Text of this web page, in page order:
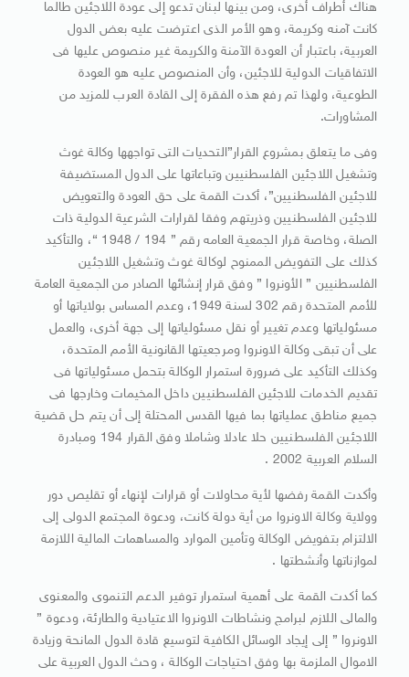
هناك أطراف أخرى، ومن بينها لبنان تدعو إلى عودة اللاجئين طالما
كانت آمنه وكريمة، وهو الأمر الذى اعترضت عليه بعض الدول
العربية، باعتبار أن العودة الآمنة والكريمة غير منصوص عليها فى
الاتفاقيات الدولية للاجئين، وأن المنصوص عليه هو العودة
الطوعية، ولهذا تم رفع هذه الفقرة إلى القادة العرب للمزيد من
المشاورات.
وفى ما يتعلق بمشروع القرار”التحديات التى تواجهها وكالة غوث
وتشغيل اللاجئين الفلسطنيين وتباعاتها على الدول المستضيفة
للاجئين الفلسطنيين”، أكدت القمة على حق العودة والتعويض
للاجئين الفلسطنيين وذريتهم وفقا لقرارات الشرعية الدولية ذات
الصلة، وخاصة قرار الجمعية العامه رقم ” 194 / 1948 “، والتأكيد
كذلك على التفويض الممنوح لوكالة غوث وتشغيل اللاجئين
الفلسطنيين ” الأونروا ” وفق قرار إنشائها الصادر من الجمعية العامة
للأمم المتحدة رقم 302 لسنة 1949، وعدم المساس بولاياتها أو
مسئولياتها وعدم تغيير أو نقل مسئولياتها إلى جهة أخرى، والعمل
على أن تبقى وكالة الاونروا ومرجعيتها القانونية الأمم المتحدة،
وكذلك التأكيد على ضرورة استمرار الوكالة بتحمل مسئولياتها فى
تقديم الخدمات للاجئين الفلسطنيين داخل المخيمات وخارجها فى
جميع مناطق عملياتها بما فيها القدس المحتلة إلى أن يتم حل قضية
اللاجئين الفلسطنيين حلا عادلا وشاملا وفق القرار 194 ومبادرة
السلام العربية 2002 .
وأكدت القمة رفضها لأية محاولات أو قرارات لإنهاء أو تقليص دور
وولاية وكالة الاونروا من أية دولة كانت، ودعوة المجتمع الدولى إلى
الالتزام بتفويض الوكالة وتأمين الموارد والمساهمات المالية اللازمة
لموازناتها وأنشطتها .
كما أكدت القمة على أهمية استمرار توفير الدعم التنموى والمعنوى
والمالى اللازم لبرامج ونشاطات الاونروا الاعتيادية والطارئة، ودعوة ”
الاونروا ” إلى إيجاد الوسائل الكافية لتوسيع قادة الدول المانحة وزيادة
الاموال الملزمة بها وفق احتياجات الوكالة ، وحث الدول العربية على